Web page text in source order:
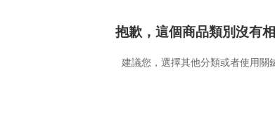
抱歉，這個商品類別沒有
建議您，選擇其他分類或者使用關